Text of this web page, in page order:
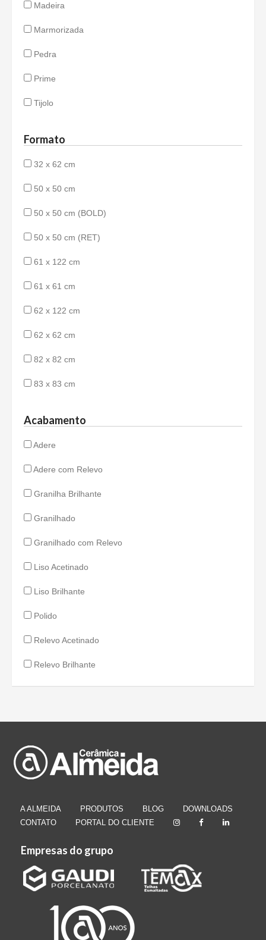
Madeira
Marmorizada
Pedra
Prime
Tijolo
Formato
32 x 62 cm
50 x 50 cm
50 x 50 cm (BOLD)
50 x 50 cm (RET)
61 x 122 cm
61 x 61 cm
62 x 122 cm
62 x 62 cm
82 x 82 cm
83 x 83 cm
Acabamento
Adere
Adere com Relevo
Granilha Brilhante
Granilhado
Granilhado com Relevo
Liso Acetinado
Liso Brilhante
Polido
Relevo Acetinado
Relevo Brilhante
A ALMEIDA PRODUTOS BLOG
DOWNLOADS
CONTATO
PORTAL DO CLIENTE
Empresas do grupo